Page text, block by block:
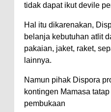
tidak dapat ikut devile
Hal itu dikarenakan,
belanja kebutuhan atlit
pakaian, jaket, raket,
lainnya.
Namun pihak Dispora
kontingen Mamasa
pembukaan